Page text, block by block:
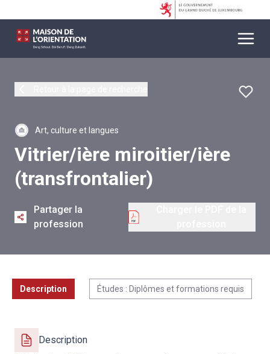
Art, culture et langues
Vitrier/ière miroitier/ière
(transfrontalier)
Partager la
profession
Description Études : Diplômes et formations requis
Description